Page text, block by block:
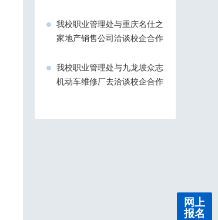
我校职业管理处与重庆名仕之
家地产销售公司洽谈校企合作
我校职业管理处与九龙坡众志
机动车维修厂去洽谈校企合作
网上
报名